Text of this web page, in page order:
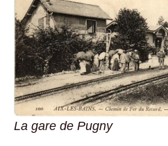
La gare de Pugny